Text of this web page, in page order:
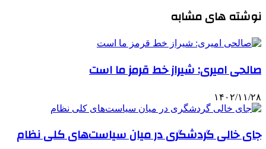
نوشته های مشابه
صالحی امیری: شیراز خط قرمز ما است
۱۴۰۲/۱۱/۲۸
جای خالی گردشگری در میان سیاست‌های کلی نظام